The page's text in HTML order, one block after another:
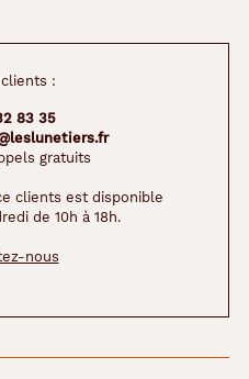
:
83 35
gratuits
clients est disponible
de 10h à 18h.
nous